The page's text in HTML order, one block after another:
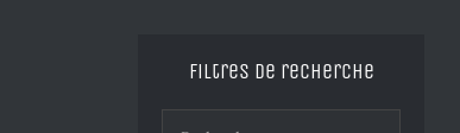
Filtres de recherche